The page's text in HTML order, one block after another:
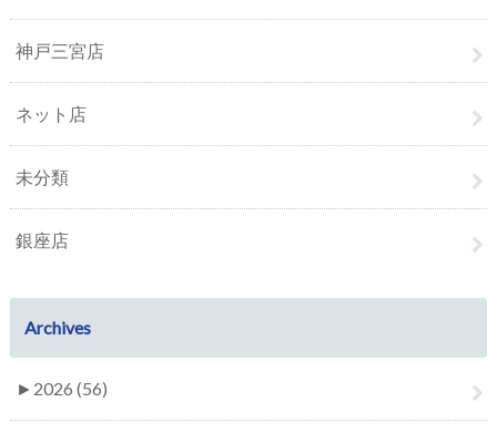
神戸三宮店
ネット店
未分類
銀座店
Archives
► 2026 (56)